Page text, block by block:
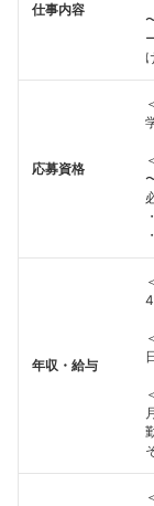
仕事内容
応募資格
年収・給与